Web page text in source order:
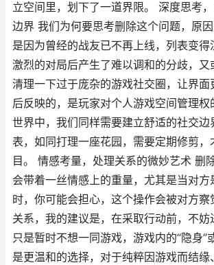
立空间里，划下了一道界限。 深度思考
边界 我们为何要思考删除这个问题，原
是因为曾经的战友已不再上线，列表变得
激烈的对局后产生了难以调和的分歧，又
清理一下过于庞杂的游戏社交圈，让界面
后反映的，是玩家对个人游戏空间管理权
世界中，我们同样需要建立舒适的社交边
表，如同打理一座花园，需要定期修剪，
目。 情感考量，处理关系的微妙艺术 删
会带着一丝情感上的重量，尤其是当对方
时，你可能会担心，这个操作会被对方察
关系，我的建议是，在采取行动前，不妨
只是暂时不想一同游戏，游戏内的“隐身”
是更温和的选择，对于纯粹因游戏而结缘